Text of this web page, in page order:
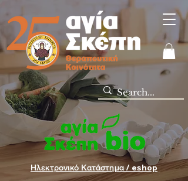
Ηλεκτρονικό Κατάστημα / eshop